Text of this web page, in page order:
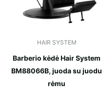
HAIR SYSTEM
Barberio kėdė Hair System
BM88066B, juoda su juodu
rėmu